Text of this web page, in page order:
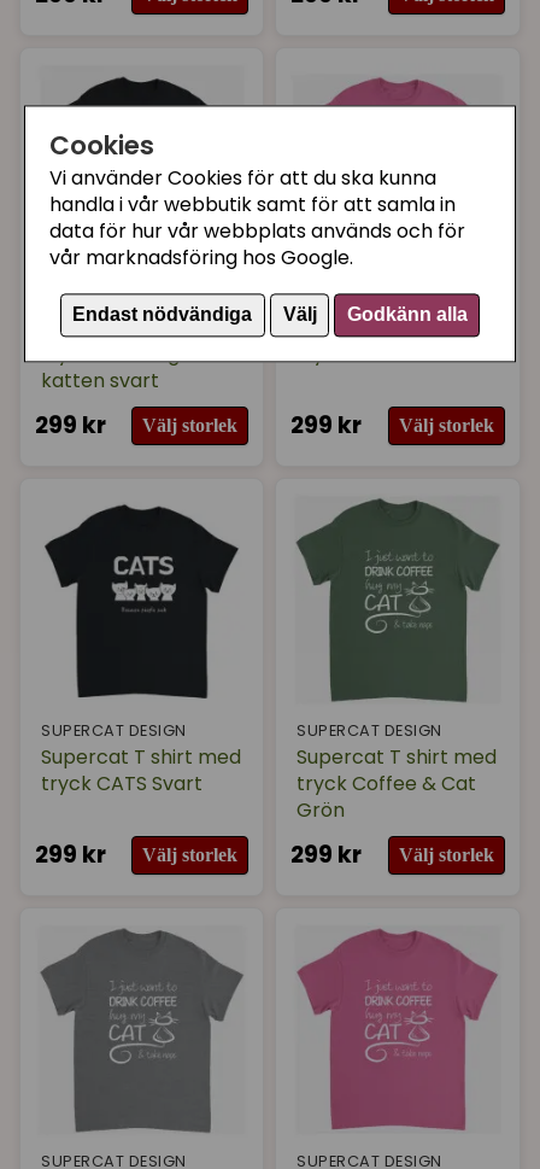
Cookies
Vi använder Cookies för att du ska kunna
handla i vår webbutik samt för att samla in
data för hur vår webbplats används och för
vår marknadsföring hos Google.
Endast nödvändiga Välj Godkänn alla
SUPERCAT DESIGN
Supercat T shirt med
tryck Blommiga
katten svart
299 kr Välj storlek
SUPERCAT DESIGN
Supercat T shirt med
tryck CATS Rosa
299 kr Välj storlek
SUPERCAT DESIGN
Supercat T shirt med
tryck CATS Svart
299 kr Välj storlek
SUPERCAT DESIGN
Supercat T shirt med
tryck Coffee & Cat
Grön
299 kr Välj storlek
SUPERCAT DESIGN SUPERCAT DESIGN